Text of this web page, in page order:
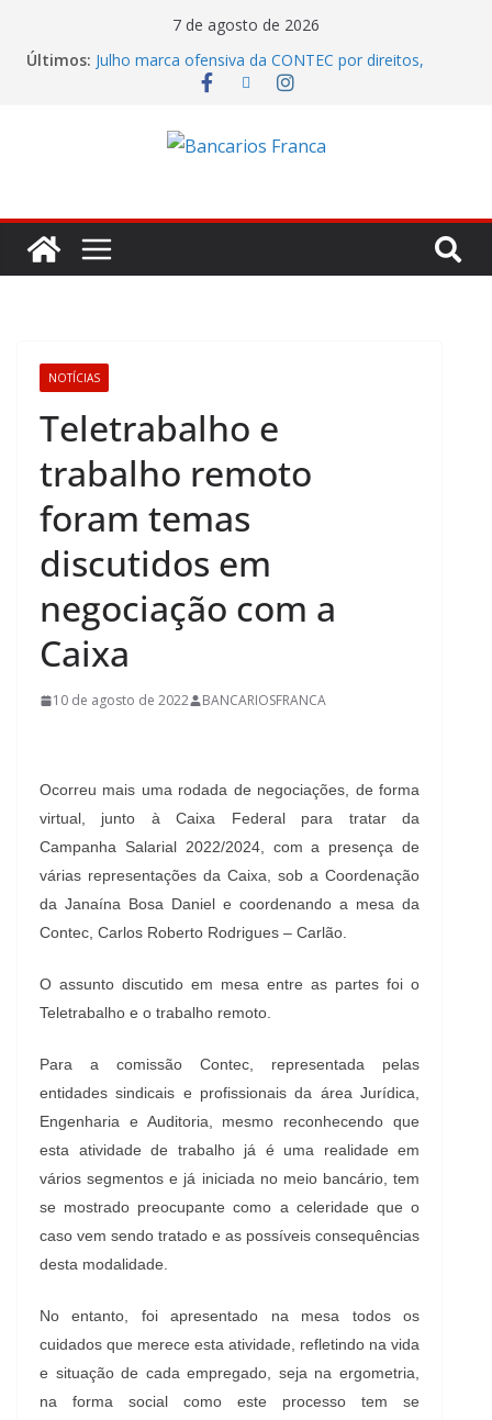
7 de agosto de 2026
Últimos: Julho marca ofensiva da CONTEC por direitos,
valorização e ganho real
condiciona avanços à decisão da Fenaban
Caixa tenta jogar déficit do Saúde Caixa no colo
Fenaban tenta transformar reivindicações em
prejuízo e segura proposta econômica
NOTÍCIAS
Teletrabalho e
trabalho remoto
foram temas
discutidos em
negociação com a
Caixa
10 de agosto de 2022 BANCARIOSFRANCA
Ocorreu mais uma rodada de negociações, de forma
virtual, junto à Caixa Federal para tratar da
Campanha Salarial 2022/2024, com a presença de
várias representações da Caixa, sob a Coordenação
da Janaína Bosa Daniel e coordenando a mesa da
Contec, Carlos Roberto Rodrigues – Carlão.
O assunto discutido em mesa entre as partes foi o
Teletrabalho e o trabalho remoto.
Para a comissão Contec, representada pelas
entidades sindicais e profissionais da área Jurídica,
Engenharia e Auditoria, mesmo reconhecendo que
esta atividade de trabalho já é uma realidade em
vários segmentos e já iniciada no meio bancário, tem
se mostrado preocupante como a celeridade que o
caso vem sendo tratado e as possíveis consequências
desta modalidade.
No entanto, foi apresentado na mesa todos os
cuidados que merece esta atividade, refletindo na vida
e situação de cada empregado, seja na ergometria,
na forma social como este processo tem se